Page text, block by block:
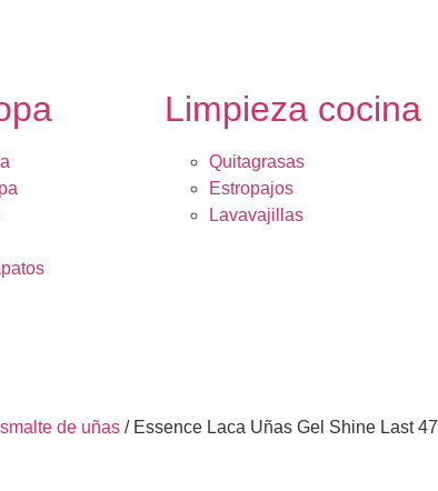
Limpieza cocina
Quitagrasas
Estropajos
Lavavajillas
de uñas / Essence Laca Uñas Gel Shine Last 47